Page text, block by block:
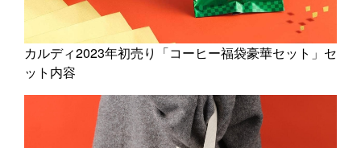
カルディ2023年初売り「コーヒー福袋豪華セット」セ
ット内容